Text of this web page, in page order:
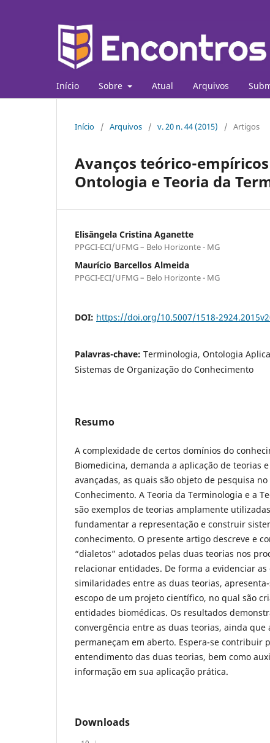
Início Sobre Atual Arquivos
Início / Arquivos / v. 20 n. 44 (2015) / Artigos
Avanços teórico-
Ontologia e Teoria da
Elisângela Cristina Aganette
PPGCI-ECI/UFMG – Belo Horizonte - MG
Maurício Barcellos Almeida
PPGCI-ECI/UFMG – Belo Horizonte - MG
DOI: https://doi.org/10.5007/1518-
Palavras-chave: Terminologia, Ontologia
Sistemas de Organização do Conhecimento
Resumo
A complexidade de certos domínios do
Biomedicina, demanda a aplicação de teorias
avançadas, as quais são objeto de pesquisa
Conhecimento. A Teoria da Terminologia e a
são exemplos de teorias amplamente
fundamentar a representação e construir
conhecimento. O presente artigo descreve e
“dialetos” adotados pelas duas teorias nos
relacionar entidades. De forma a evidenciar as
similaridades entre as duas teorias,
escopo de um projeto científico, no qual são
entidades biomédicas. Os resultados
convergência entre as duas teorias, ainda que
permaneçam em aberto. Espera-se contribuir
entendimento das duas teorias, bem como
informação em sua aplicação prática.
Downloads